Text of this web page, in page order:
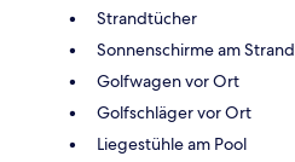
Strandtücher
Sonnenschirme am Strand
Golfwagen vor Ort
Golfschläger vor Ort
Liegestühle am Pool